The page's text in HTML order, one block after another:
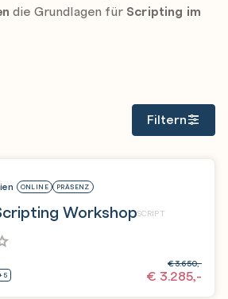
die Grundlagen für Scripting im
Filtern
ONLINE PRÄSENZ
WorkshopSCRIPT
€ 3.285,-
€3.650,-